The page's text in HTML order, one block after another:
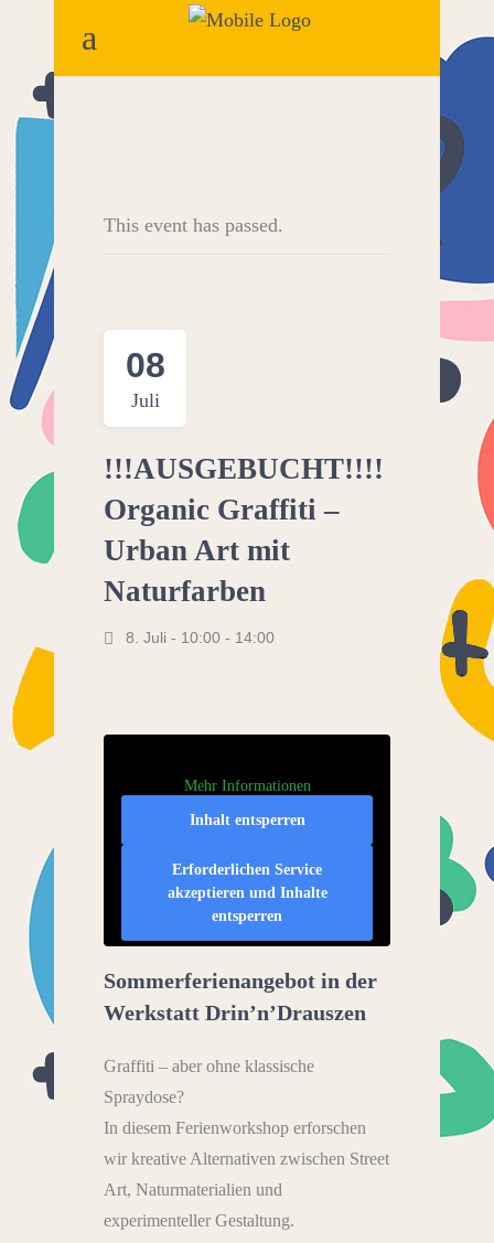
This event has passed.
08
Juli
!!!AUSGEBUCHT!!!!
Organic Graffiti –
Urban Art mit
Naturfarben
8. Juli - 10:00 - 14:00
Mehr Informationen
Inhalt entsperren
Erforderlichen Service
akzeptieren und Inhalte
entsperren
Sommerferienangebot in der
Werkstatt Drin’n’Drauszen
Graffiti – aber ohne klassische
Spraydose?
In diesem Ferienworkshop erforschen
wir kreative Alternativen zwischen Street
Art, Naturmaterialien und
experimenteller Gestaltung.